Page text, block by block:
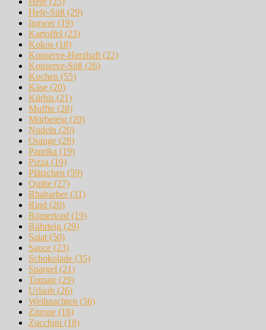
Hefe-Süß (29)
Ingwer(19)
Kartoffel (23)
Kokos (18)
Konserve-Herzhaft (22)
Konserve-Süß (26)
Kuchen (55)
Käse (20)
Kürbis (21)
Muffin (28)
Mürbeteig (20)
Nudeln (20)
Orange (28)
Paprika (19)
Pizza (19)
Plätzchen (59)
Quitte (27)
Rhabarber(31)
Rind (20)
Römertopf(19)
Rührteig (29)
Salat (50)
Sauce (23)
Schokolade (35)
Spargel (21)
Tomate (29)
Urlaub (26)
Weihnachten (56)
Zitrone (18)
Zucchini (18)